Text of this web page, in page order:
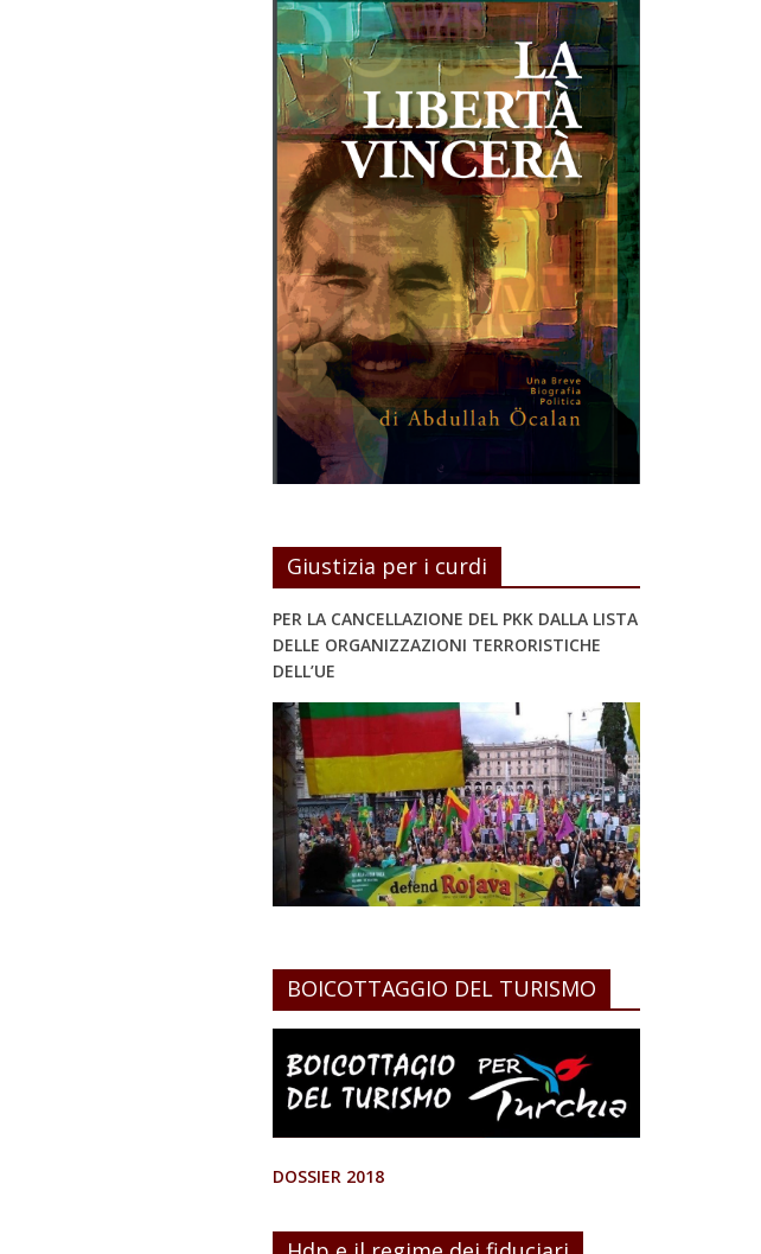
Giustizia per i curdi
PER LA CANCELLAZIONE DEL PKK DALLA LISTA
DELLE ORGANIZZAZIONI TERRORISTICHE
DELL’UE
BOICOTTAGGIO DEL TURISMO
DOSSIER 2018